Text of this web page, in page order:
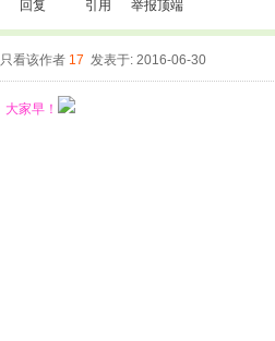
回复 引用 举报顶端
只看该作者 17 发表于: 2016-06-30
大家早！